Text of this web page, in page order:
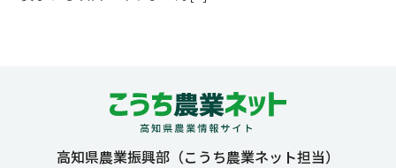
高知県農業振興部（こうち農業ネット担当）